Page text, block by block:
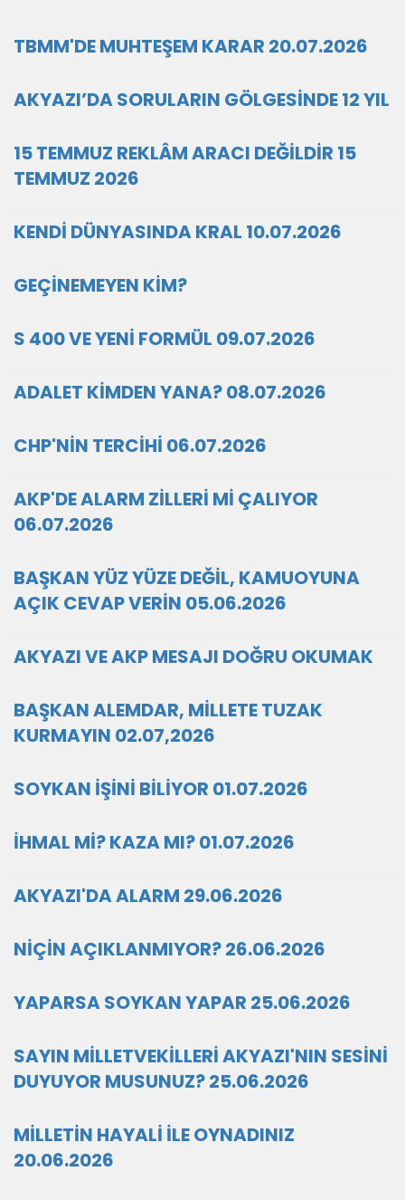
TBMM'DE MUHTEŞEM KARAR 20.07.2026
AKYAZI’DA SORULARIN GÖLGESİNDE 12 YIL
15 TEMMUZ REKLÂM ARACI DEĞİLDİR 15
TEMMUZ 2026
KENDİ DÜNYASINDA KRAL 10.07.2026
GEÇİNEMEYEN KİM?
S 400 VE YENİ FORMÜL 09.07.2026
ADALET KİMDEN YANA? 08.07.2026
CHP'NİN TERCİHİ 06.07.2026
AKP'DE ALARM ZİLLERİ Mİ ÇALIYOR
06.07.2026
BAŞKAN YÜZ YÜZE DEĞİL, KAMUOYUNA
AÇIK CEVAP VERİN 05.06.2026
AKYAZI VE AKP MESAJI DOĞRU OKUMAK
BAŞKAN ALEMDAR, MİLLETE TUZAK
KURMAYIN 02.07,2026
SOYKAN İŞİNİ BİLİYOR 01.07.2026
İHMAL Mİ? KAZA MI? 01.07.2026
AKYAZI'DA ALARM 29.06.2026
NİÇİN AÇIKLANMIYOR? 26.06.2026
YAPARSA SOYKAN YAPAR 25.06.2026
SAYIN MİLLETVEKİLLERİ AKYAZI'NIN SESİNİ
DUYUYOR MUSUNUZ? 25.06.2026
MİLLETİN HAYALİ İLE OYNADINIZ
20.06.2026